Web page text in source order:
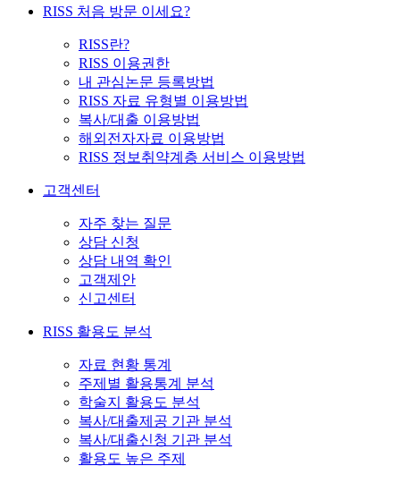
RISS 처음 방문 이세요?
RISS란?
RISS 이용권한
내 관심논문 등록방법
RISS 자료 유형별 이용방법
복사/대출 이용방법
해외전자자료 이용방법
RISS 정보취약계층 서비스 이용방법
고객센터
자주 찾는 질문
상담 신청
상담 내역 확인
고객제안
신고센터
RISS 활용도 분석
자료 현황 통계
주제별 활용통계 분석
학술지 활용도 분석
복사/대출제공 기관 분석
복사/대출신청 기관 분석
활용도 높은 주제